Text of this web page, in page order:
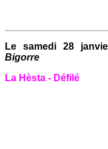
Le samedi 28
Bigorre
La Hèsta - Défilé